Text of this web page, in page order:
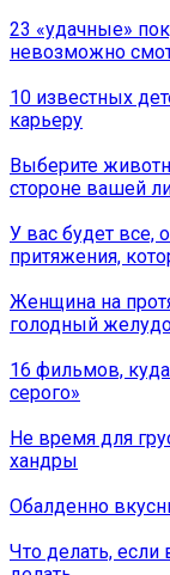
23 «удачные»
невозможно
10 известных
карьеру
Выберите
стороне вашей
У вас будет все,
притяжения,
Женщина на
голодный
16 фильмов,
серого»
Не время для
хандры
Обалденно
Что делать,